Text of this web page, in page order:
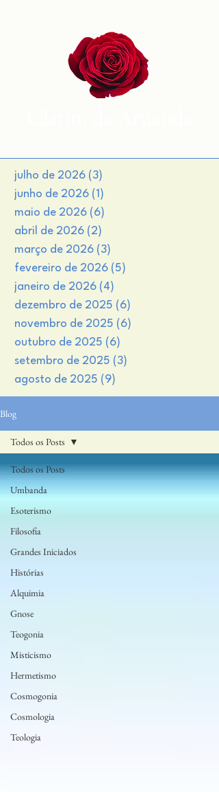
julho de 2026 (3)
junho de 2026 (1)
maio de 2026 (6)
abril de 2026 (2)
março de 2026 (3)
fevereiro de 2026 (5)
janeiro de 2026 (4)
dezembro de 2025 (6)
novembro de 2025 (6)
outubro de 2025 (6)
setembro de 2025 (3)
agosto de 2025 (9)
Blog
Todos os Posts
Umbanda
Esoterismo
Filosofia
Grandes Iniciados
Histórias
Alquimia
Gnose
Teogonia
Misticismo
Hermetismo
Cosmogonia
Cosmologia
Teologia
Todos os Posts